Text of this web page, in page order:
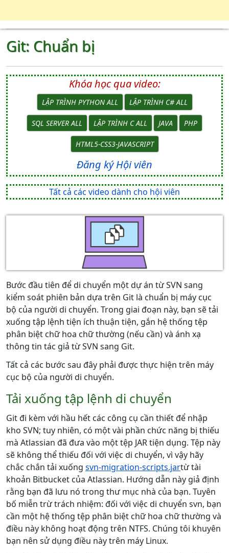
Git: Chuẩn bị
Khóa học qua video:
LẬP TRÌNH PYTHON ALL LẬP TRÌNH C# ALL
SQL SERVER ALL LẬP TRÌNH C ALL JAVA PHP
HTML5-CSS3-JAVASCRIPT
Đăng ký Hội viên
Tất cả các video dành cho hội viên
Bước đầu tiên để di chuyển một dự án từ SVN sang
kiểm soát phiên bản dựa trên Git là chuẩn bị máy cục
bộ của người di chuyển. Trong giai đoạn này, bạn sẽ tải
xuống tập lệnh tiện ích thuận tiện, gắn hệ thống tệp
phân biệt chữ hoa chữ thường (nếu cần) và ánh xạ
thông tin tác giả từ SVN sang Git.
Tất cả các bước sau đây phải được thực hiện trên máy
cục bộ của người di chuyển.
Tải xuống tập lệnh di chuyển
Git đi kèm với hầu hết các công cụ cần thiết để nhập
kho SVN; tuy nhiên, có một vài phần chức năng bị thiếu
mà Atlassian đã đưa vào một tệp JAR tiện dụng. Tệp này
sẽ không thể thiếu đối với việc di chuyển, vì vậy hãy
chắc chắn tải xuống svn-migration-scripts.jartừ tài
khoản Bitbucket của Atlassian. Hướng dẫn này giả định
rằng bạn đã lưu nó trong thư mục nhà của bạn. Tuyên
bố miễn trừ trách nhiệm: đối với việc di chuyển svn, bạn
cần một hệ thống tệp phân biệt chữ hoa chữ thường và
điều này không hoạt động trên NTFS. Chúng tôi khuyên
bạn nên sử dụng điều này trên máy Linux.